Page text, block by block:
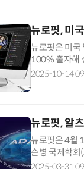
뉴로핏, 미
뉴로핏은 미국
100% 출자해
뷰리서치에 따
2025-10-14
뉴로핏, 알
뉴로핏은 4월
슨병 국제학
의 처방, 치료
2025-03-31